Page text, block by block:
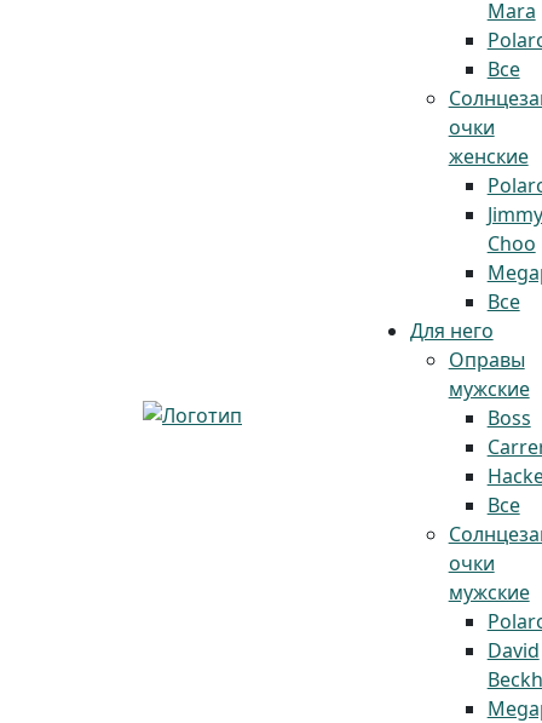
Mara
Все
очки
женские
Jimmy
Choo
Все
Для него
Оправы
мужские
Boss
Все
очки
мужские
David